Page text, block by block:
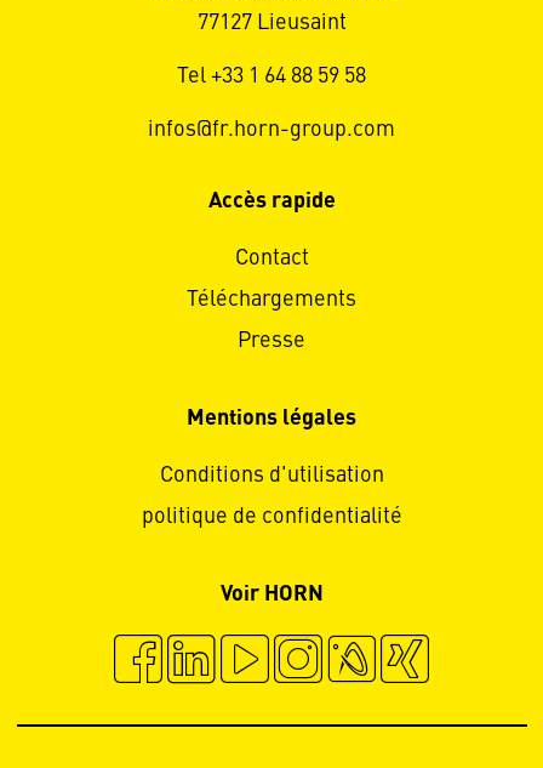
77127 Lieusaint
Tel +33 1 64 88 59 58
infos@fr.horn-group.com
Accès rapide
Contact
Téléchargements
Presse
Mentions légales
Conditions d'utilisation
politique de confidentialité
Voir HORN